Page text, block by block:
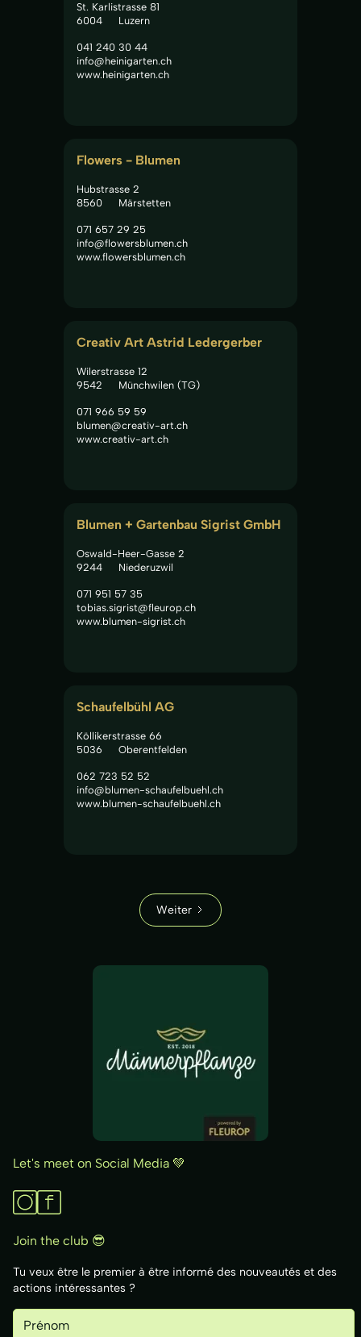
St. Karlistrasse 81
6004
Luzern
041 240 30 44
info@heinigarten.ch
www.heinigarten.ch
Flowers - Blumen
Hubstrasse 2
8560
Märstetten
071 657 29 25
info@flowersblumen.ch
www.flowersblumen.ch
Creativ Art Astrid Ledergerber
Wilerstrasse 12
9542
Münchwilen (TG)
071 966 59 59
blumen@creativ-art.ch
www.creativ-art.ch
Blumen + Gartenbau Sigrist GmbH
Oswald-Heer-Gasse 2
9244
Niederuzwil
071 951 57 35
tobias.sigrist@fleurop.ch
www.blumen-sigrist.ch
Schaufelbühl AG
Köllikerstrasse 66
5036
Oberentfelden
062 723 52 52
info@blumen-schaufelbuehl.ch
www.blumen-schaufelbuehl.ch
Weiter
Let's meet on Social Media 💚
Join the club 😎
Tu veux être le premier à être informé des nouveautés et des
actions intéressantes ?